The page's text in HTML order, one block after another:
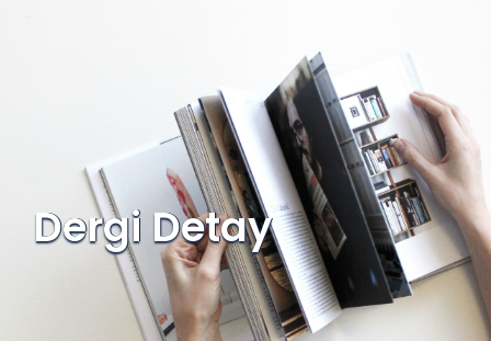
Dergi Detay